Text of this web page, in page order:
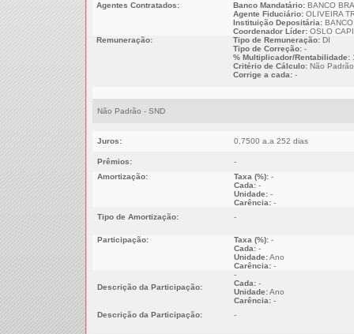
Agentes Contratados:
Banco Mandatário:BANCO
Agente Fiduciário:OLIVEIRA
Instituição Depositária:BANCO
Coordenador Líder:OSLO
Remuneração:
Tipo de Remuneração:DI
Tipo de Correção:-
% Multiplicador/Rentabilidade:
Critério de Cálculo:Não Padrão
Corrige a cada:-
Não Padrão - SND
Juros: 0,7500 a.a 252 dias
Prêmios:
-
Amortização:
Taxa (%):-
Cada:-
Unidade:-
Carência:-
Tipo de Amortização:
-
Participação: Taxa (%):-
Cada:-
Unidade:Ano
Carência:-
Descrição da Participação:
-
Cada:-
Unidade:Ano
Carência:-
Descrição da Participação:
-